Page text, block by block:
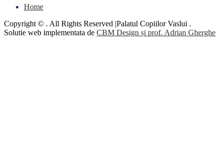
Home
Copyright © . All Rights Reserved |Palatul Copiilor Vaslui .
Solutie web implementata de CBM Design și prof. Adrian Gherghe